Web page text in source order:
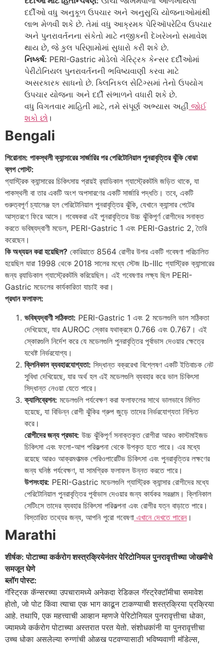
દર્દીઓ વધુ અનુકૂળ ઉપચાર અને અનુસુચિ યોજનાઓમાંથી
લાભ મેળવી શકે છે. તેમાં વધુ આક્રમક પેરિઑપરેટિવ ઉપચાર
અને પુનરાવર્તનના સંકેતો માટે નજીકની દેખરેખનો સમાવેશ
થાય છે, જે કુલ પરિણામોમાં સુધારો કરી શકે છે.
નિષ્કર્ષ: PERI-Gastric મોડેલો ગેસ્ટ્રિક કેન્સર દર્દીઓમાં
પેરીટોનિયલ પુનરાવર્તનની ભવિષ્યવાણી કરવા માટે
અસરકારક સાધનો છે. ક્લિનિકલ સેટિંગ્સમાં તેનો ઉપયોગ
ઉપચાર યોજના અને દર્દી સંભાળને વધારી શકે છે.
વધુ વિગતવાર માહિતી માટે, તમે સંપૂર્ણ અભ્યાસ અહીં જોઈ
શકો છો ।
Bengali
শিরোনাম: পাকস্থলী ক্যান্সারের সার্জারির পর পেরিটোনিয়াল পুনরাবৃত্তির ঝুঁকি বোঝা
ব্লগ পোস্ট:
গ্যাস্ট্রিক ক্যান্সারের চিকিৎসায় প্রায়ই র‍্যাডিকাল গ্যাস্ট্রেকটমি জড়িত থাকে, যা
পাকস্থলী বা তার একটি অংশ অপসারণের একটি সার্জারি পদ্ধতি। তবে, একটি
গুরুত্বপূর্ণ চ্যালেঞ্জ হল পেরিটোনিয়াল পুনরাবৃত্তির ঝুঁকি, যেখানে ক্যান্সার পেটের
আস্তরণে ফিরে আসে। গবেষকরা এই পুনরাবৃত্তির উচ্চ ঝুঁকিপূর্ণ রোগীদের সনাক্ত
করতে ভবিষ্যদ্বাণী মডেল, PERI-Gastric 1 এবং PERI-Gastric 2, তৈরি
করেছেন।
কি অধ্যয়ন করা হয়েছিল? কোরিয়াতে 8564 রোগীর উপর একটি গবেষণা পরিচালিত
হয়েছিল যারা 1998 থেকে 2018 সালের মধ্যে স্টেজ Ib-IIIc গ্যাস্ট্রিক ক্যান্সারের
জন্য র‍্যাডিকাল গ্যাস্ট্রেকটমি করিয়েছিল। এই গবেষণার লক্ষ্য ছিল PERI-
Gastric মডেলের কার্যকারিতা যাচাই করা।
প্রধান ফলাফল:
ভবিষ্যদ্বাণী সঠিকতা: PERI-Gastric 1 এবং 2 মডেলগুলি ভাল সঠিকতা
দেখিয়েছে, যার AUROC স্কোর যথাক্রমে 0.766 এবং 0.767। এই
স্কোরগুলি নির্দেশ করে যে মডেলগুলি পুনরাবৃত্তির পূর্বাভাস দেওয়ার ক্ষেত্রে
যথেষ্ট নির্ভরযোগ্য।
ক্লিনিকাল ব্যবহারযোগ্যতা: সিদ্ধান্ত বক্ররেখা বিশ্লেষণ একটি ইতিবাচক নেট
সুবিধা দেখিয়েছে, যার অর্থ হল এই মডেলগুলি ব্যবহার করে ভাল চিকিৎসা
সিদ্ধান্ত নেওয়া যেতে পারে।
ক্যালিব্রেশন: মডেলগুলি পর্যবেক্ষণ করা ফলাফলের সাথে ভালভাবে মিলিত
হয়েছে, যা বিভিন্ন রোগী ঝুঁকির গ্রুপ জুড়ে তাদের নির্ভরযোগ্যতা নিশ্চিত
করে।
রোগীদের জন্য প্রভাব: উচ্চ ঝুঁকিপূর্ণ সনাক্তকৃত রোগীরা আরও কাস্টমাইজড
চিকিৎসা এবং ফলো-আপ পরিকল্পনা থেকে উপকৃত হতে পারে। এর মধ্যে
রয়েছে আরও আক্রমণাত্মক পেরিওপারেটিভ চিকিৎসা এবং পুনরাবৃত্তির লক্ষণের
জন্য ঘনিষ্ঠ পর্যবেক্ষণ, যা সামগ্রিক ফলাফল উন্নত করতে পারে।
উপসংহার: PERI-Gastric মডেলগুলি গ্যাস্ট্রিক ক্যান্সার রোগীদের মধ্যে
পেরিটোনিয়াল পুনরাবৃত্তির পূর্বাভাস দেওয়ার জন্য কার্যকর সরঞ্জাম। ক্লিনিকাল
সেটিংসে তাদের ব্যবহার চিকিৎসা পরিকল্পনা এবং রোগীর যত্ন বাড়াতে পারে।
বিস্তারিত তথ্যের জন্য, আপনি পুরো গবেষণা এখানে দেখতে পারেন ।
Marathi
शीर्षक: पोटाच्या कर्करोग शस्त्रक्रियेनंतर पेरिटोनियल पुनरावृत्तीच्या जोखमीचे
समजून घेणे
ब्लॉग पोस्ट:
गॅस्ट्रिक कॅन्सरच्या उपचारामध्ये अनेकदा रेडिकल गॅस्ट्रेक्टॉमीचा समावेश
होतो, जो पोट किंवा त्याचा एक भाग काढून टाकण्याची शस्त्रक्रिया प्रक्रिया
आहे. तथापि, एक महत्त्वाची आव्हान म्हणजे पेरिटोनियल पुनरावृत्तीचा धोका,
ज्यामध्ये कर्करोग पोटाच्या अस्तरात परत येतो. संशोधकांनी या पुनरावृत्तीचा
उच्च धोका असलेल्या रुग्णांची ओळख पटवण्यासाठी भविष्यवाणी मॉडेल्स,